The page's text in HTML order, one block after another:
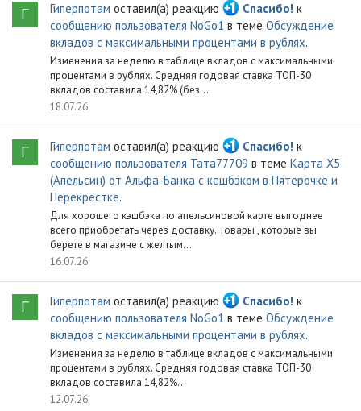
Г Гиперпотам оставил(а) реакцию Спасибо! к
сообщению пользователя NoGo1 в теме Обсуждение
вкладов с максимальными процентами в рублях.
Изменения за неделю в таблице вкладов с максимальными
процентами в рублях. Средняя годовая ставка ТОП-30
вкладов составила 14,82% (без...
18.07.26
Г Гиперпотам оставил(а) реакцию Спасибо! к
сообщению пользователя Тата77709 в теме Карта X5
(Апельсин) от Альфа-Банка с кешбэком в Пятерочке и
Перекрестке.
Для хорошего кэшбэка по апельсиновой карте выгоднее
всего приобретать через доставку. Товары , которые вы
берете в магазине с желтым...
16.07.26
Г Гиперпотам оставил(а) реакцию Спасибо! к
сообщению пользователя NoGo1 в теме Обсуждение
вкладов с максимальными процентами в рублях.
Изменения за неделю в таблице вкладов с максимальными
процентами в рублях. Средняя годовая ставка ТОП-30
вкладов составила 14,82%...
12.07.26